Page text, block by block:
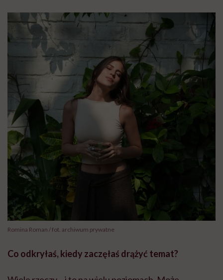
Romina Roman / fot. archiwum prywatne
Co odkryłaś, kiedy zaczęłaś drążyć temat?